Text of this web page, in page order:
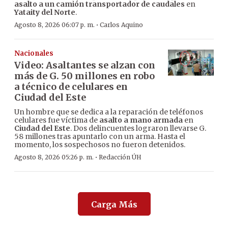
asalto a un camión transportador de caudales en
Yataity del Norte.
Agosto 8, 2026 06:07 p. m. · Carlos Aquino
Nacionales
Video: Asaltantes se alzan con
más de G. 50 millones en robo
a técnico de celulares en
Ciudad del Este
Un hombre que se dedica a la reparación de teléfonos
celulares fue víctima de asalto a mano armada en
Ciudad del Este. Dos delincuentes lograron llevarse G.
58 millones tras apuntarlo con un arma. Hasta el
momento, los sospechosos no fueron detenidos.
Agosto 8, 2026 05:26 p. m. · Redacción ÚH
Carga Más